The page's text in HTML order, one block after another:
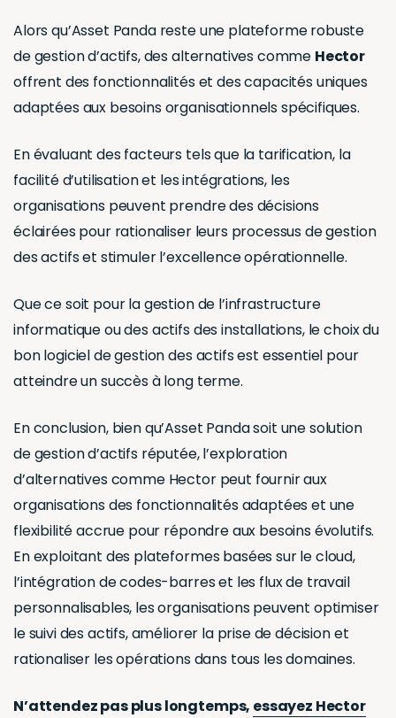
Alors qu’Asset Panda reste une plateforme robuste
de gestion d’actifs, des alternatives comme Hector
offrent des fonctionnalités et des capacités uniques
adaptées aux besoins organisationnels spécifiques.
En évaluant des facteurs tels que la tarification, la
facilité d’utilisation et les intégrations, les
organisations peuvent prendre des décisions
éclairées pour rationaliser leurs processus de gestion
des actifs et stimuler l’excellence opérationnelle.
Que ce soit pour la gestion de l’infrastructure
informatique ou des actifs des installations, le choix du
bon logiciel de gestion des actifs est essentiel pour
atteindre un succès à long terme.
En conclusion, bien qu’Asset Panda soit une solution
de gestion d’actifs réputée, l’exploration
d’alternatives comme Hector peut fournir aux
organisations des fonctionnalités adaptées et une
flexibilité accrue pour répondre aux besoins évolutifs.
En exploitant des plateformes basées sur le cloud,
l’intégration de codes-barres et les flux de travail
personnalisables, les organisations peuvent optimiser
le suivi des actifs, améliorer la prise de décision et
rationaliser les opérations dans tous les domaines.
N’attendez pas plus longtemps, essayez Hector